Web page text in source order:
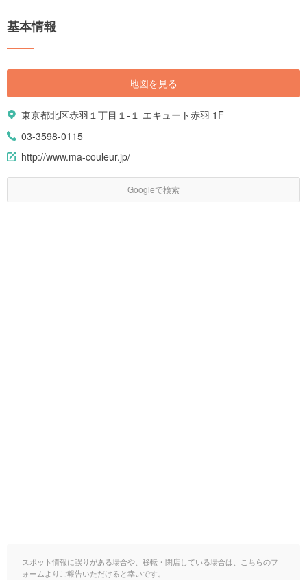
基本情報
地図を見る
東京都北区赤羽１丁目１-１ エキュート赤羽 1F
03-3598-0115
http://www.ma-couleur.jp/
Googleで検索
スポット情報に誤りがある場合や、移転・閉店している場合は、こちらのフ
ォームよりご報告いただけると幸いです。